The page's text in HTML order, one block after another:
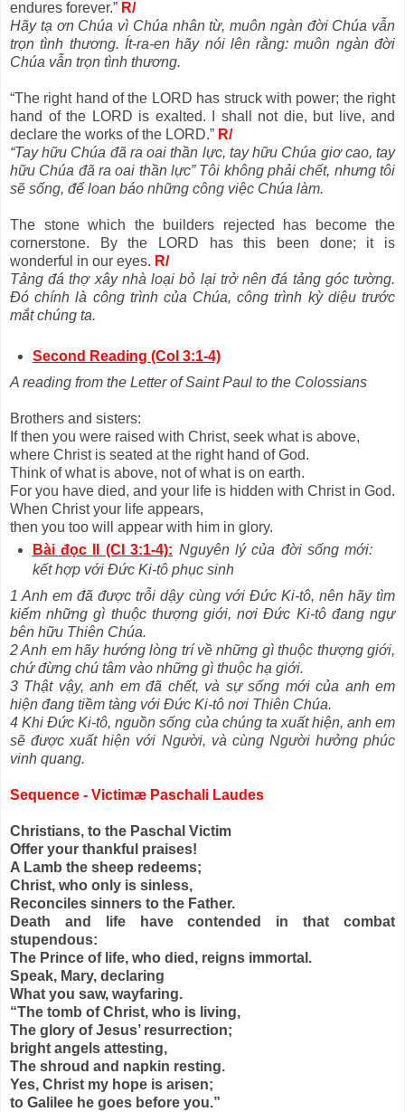
endures forever.” R/
Hãy tạ ơn Chúa vì Chúa nhân từ, muôn ngàn đời Chúa vẫn
trọn tình thương. Ít-ra-en hãy nói lên rằng: muôn ngàn đời
Chúa vẫn trọn tình thương.
“The right hand of the LORD has struck with power; the right
hand of the LORD is exalted. I shall not die, but live, and
declare the works of the LORD.” R/
“Tay hữu Chúa đã ra oai thần lực, tay hữu Chúa giơ cao, tay
hữu Chúa đã ra oai thần lực” Tôi không phải chết, nhưng tôi
sẽ sống, để loan báo những công việc Chúa làm.
The stone which the builders rejected has become the
cornerstone. By the LORD has this been done; it is
wonderful in our eyes. R/
Tảng đá thợ xây nhà loại bỏ lại trở nên đá tảng góc tường.
Đó chính là công trình của Chúa, công trình kỳ diệu trước
mắt chúng ta.
Second Reading (Col 3:1-4)
A reading from the Letter of Saint Paul to the Colossians
Brothers and sisters:
If then you were raised with Christ, seek what is above,
where Christ is seated at the right hand of God.
Think of what is above, not of what is on earth.
For you have died, and your life is hidden with Christ in God.
When Christ your life appears,
then you too will appear with him in glory.
Bài đọc II (Cl 3:1-4): Nguyên lý của đời sống mới:
kết hợp với Đức Ki-tô phục sinh
1 Anh em đã được trỗi dậy cùng với Đức Ki-tô, nên hãy tìm
kiếm những gì thuộc thượng giới, nơi Đức Ki-tô đang ngự
bên hữu Thiên Chúa.
2 Anh em hãy hướng lòng trí về những gì thuộc thượng giới,
chứ đừng chú tâm vào những gì thuộc hạ giới.
3 Thật vậy, anh em đã chết, và sự sống mới của anh em
hiện đang tiềm tàng với Đức Ki-tô nơi Thiên Chúa.
4 Khi Đức Ki-tô, nguồn sống của chúng ta xuất hiện, anh em
sẽ được xuất hiện với Người, và cùng Người hưởng phúc
vinh quang.
Sequence - Victimæ Paschali Laudes
Christians, to the Paschal Victim
Offer your thankful praises!
A Lamb the sheep redeems;
Christ, who only is sinless,
Reconciles sinners to the Father.
Death and life have contended in that combat
stupendous:
The Prince of life, who died, reigns immortal.
Speak, Mary, declaring
What you saw, wayfaring.
“The tomb of Christ, who is living,
The glory of Jesus’ resurrection;
bright angels attesting,
The shroud and napkin resting.
Yes, Christ my hope is arisen;
to Galilee he goes before you.”